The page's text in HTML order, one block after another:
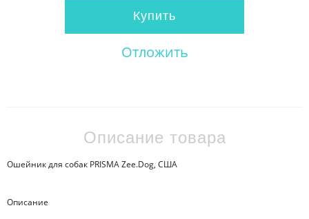
Купить
Отложить
Описание товара
Ошейник для собак PRISMA Zee.Dog, США
Описание